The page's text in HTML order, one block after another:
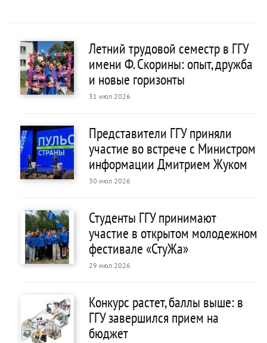
Летний трудовой семестр в ГГУ
имени Ф. Скорины: опыт, дружба
и новые горизонты
31 июл 2026
Представители ГГУ приняли
участие во встрече с Министром
информации Дмитрием Жуком
30 июл 2026
Студенты ГГУ принимают
участие в открытом молодежном
фестивале «СтуЖа»
29 июл 2026
Конкурс растет, баллы выше: в
ГГУ завершился прием на
бюджет